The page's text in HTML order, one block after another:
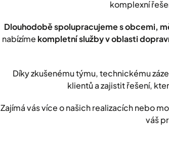
komplexní
Dlouhodobě spolupracujeme s obcemi,
nabízíme kompletní služby v oblasti
Díky zkušenému týmu, technickému
klientů a zajistit řešení,
Zajímá vás více o našich realizacích nebo
váš